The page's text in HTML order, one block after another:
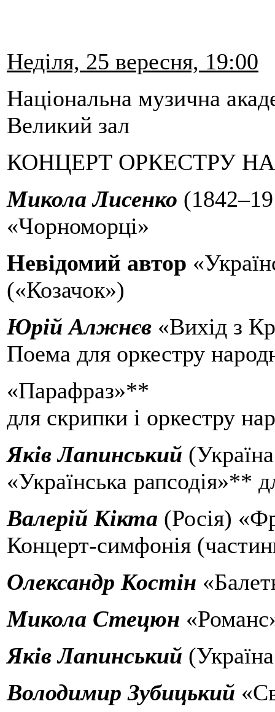
Неділя, 25 вересня, 19:00
Національна музична
Великий зал
КОНЦЕРТ ОРКЕСТРУ
Микола Лисенко
«Чорноморці»
Невідомий автор
(«Козачок»)
Юрій Алжнєв «Вихід з
Поема для оркестру
«Парафраз»**
для скрипки і оркестру
Яків Лапинський
«Українська рапсодія»**
Валерій Кікта (Росія)
Концерт-симфонія
Олександр Костін
Микола Стецюн
Яків Лапинський
Володимир Зубицький